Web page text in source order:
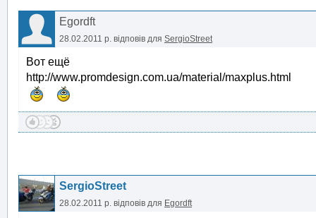
Egordft
28.02.2011 р. відповів для SergioStreet
Вот ещё
http://www.promdesign.com.ua/material/maxplus.html
SergioStreet
28.02.2011 р. відповів для Egordft